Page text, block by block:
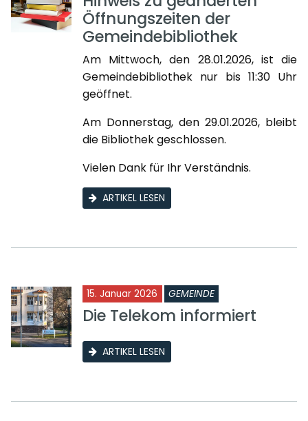
Öffnungszeiten der
Gemeindebibliothek
Am Mittwoch, den 28.01.2026, ist die
Gemeindebibliothek nur bis 11:30 Uhr
geöffnet.
Am Donnerstag, den 29.01.2026, bleibt
die Bibliothek geschlossen.
Vielen Dank für Ihr Verständnis.
ARTIKEL LESEN
15. Januar 2026 GEMEINDE
Die Telekom informiert
ARTIKEL LESEN